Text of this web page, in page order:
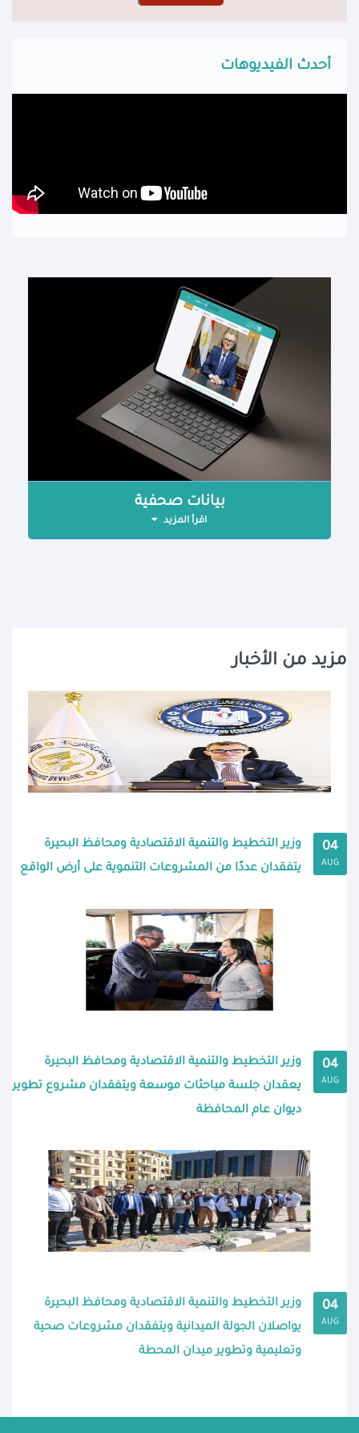
أحدث الفيديوهات
بيانات صحفية
اقرأ المزيد
مزيد من الأخبار
04
AUG
وزير التخطيط والتنمية الاقتصادية ومحافظ البحيرة
يتفقدان عددًا من المشروعات التنموية على أرض الواقع
04
AUG
وزير التخطيط والتنمية الاقتصادية ومحافظ البحيرة
يعقدان جلسة مباحثات موسعة ويتفقدان مشروع تطوير
ديوان عام المحافظة
04
AUG
وزير التخطيط والتنمية الاقتصادية ومحافظ البحيرة
يواصلان الجولة الميدانية ويتفقدان مشروعات صحية
وتعليمية وتطوير ميدان المحطة